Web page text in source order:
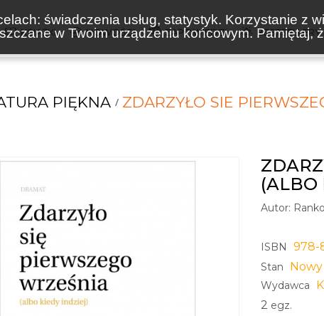
świadczenia usług, statystyk. Korzystanie z
w Twoim urządzeniu końcowym. Pamiętaj,
KSIĄŻKI NOWOŚCI ZAPOWIEDZI BESTSELLERY
PIĘKNA ZDARZYŁO SIE
(ALBO
Autor:
ISBN 978-
Stan Nowy
Wydawca
2 egz.